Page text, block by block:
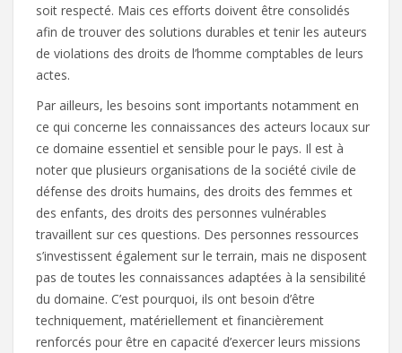
soit respecté. Mais ces efforts doivent être consolidés
afin de trouver des solutions durables et tenir les auteurs
de violations des droits de l’homme comptables de leurs
actes.
Par ailleurs, les besoins sont importants notamment en
ce qui concerne les connaissances des acteurs locaux sur
ce domaine essentiel et sensible pour le pays. Il est à
noter que plusieurs organisations de la société civile de
défense des droits humains, des droits des femmes et
des enfants, des droits des personnes vulnérables
travaillent sur ces questions. Des personnes ressources
s’investissent également sur le terrain, mais ne disposent
pas de toutes les connaissances adaptées à la sensibilité
du domaine. C’est pourquoi, ils ont besoin d’être
techniquement, matériellement et financièrement
renforcés pour être en capacité d’exercer leurs missions